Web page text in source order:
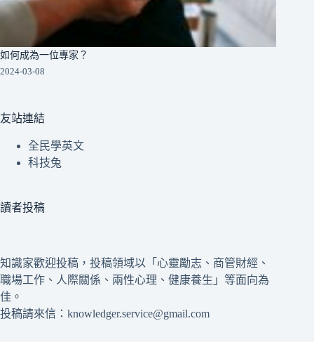
如何成為一位專家？
2024-03-08
友站連結
全民學英文
科技兔
讀者投稿
知識家歡迎投稿，投稿領域以「心靈勵志、商管財經、
職場工作、人際關係、兩性心理、健康養生」等面向為
佳。
投稿請來信：knowledger.service@gmail.com